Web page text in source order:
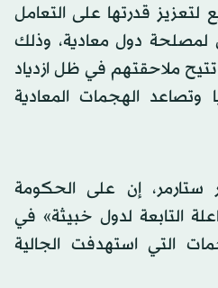
لتعزيز قدرتها على التعامل
لمصلحة دول معادية، وذلك
ملاحقتهم في ظل ازدياد
وتصاعد الهجمات المعادية
ستارمر، إن على الحكومة
التابعة لدول خبيثة» في
التي استهدفت الجالية